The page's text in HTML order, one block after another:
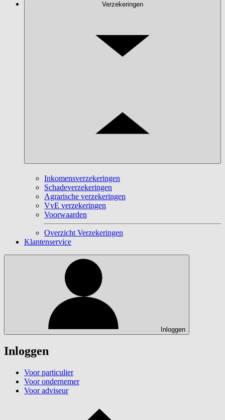
Verzekeringen
Inkomensverzekeringen
Schadeverzekeringen
Agrarische verzekeringen
VvE verzekeringen
Voorwaarden
Overzicht Verzekeringen
Klantenservice
Inloggen
Inloggen
Voor particulier
Voor ondernemer
Voor adviseur